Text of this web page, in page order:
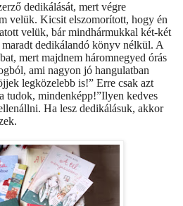
dedikálását, mert végre
velük. Kicsit elszomorított, hogy én
velük, bár mindhármukkal két-két
dedikálandó könyv nélkül. A
mert majdnem háromnegyed órás
ami nagyon jó hangulatban
legközelebb is!” Erre csak azt
tudok, mindenképp!”Ilyen kedves
Ha lesz dedikálásuk, akkor